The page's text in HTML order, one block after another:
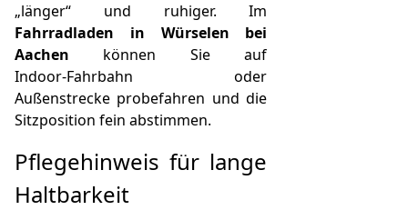
„länger“ und ruhiger. Im
Fahrradladen in Würselen bei
Aachen können Sie auf
Indoor‑Fahrbahn oder
Außenstrecke probefahren und die
Sitzposition fein abstimmen.
Pflegehinweis für lange
Haltbarkeit